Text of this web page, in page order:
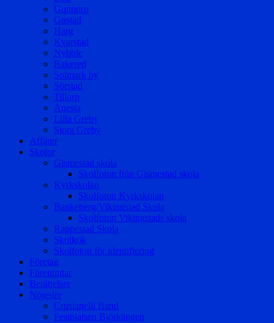
Gunnorp
Gustad
Harg
Kvarstad
Nybble
Rakered
Solmark by
Sörstad
Tillorp
Ånesta
Lilla Greby
Stora Greby
Affärer
Skolor
Gismestad skola
Skolfoton från Gismestad skola
Kyrkskolan
Skolfoton Kyrkskolan
Bankeberg/Vikingstad Skola
Skolfoton Vikingstads skola
Rappestad Skola
Skolkök
Skolfoton för identifiering
Företag
Föreningar
Berättelser
Nöjesliv
Crusianelli Band
Festplatsen Björkängen